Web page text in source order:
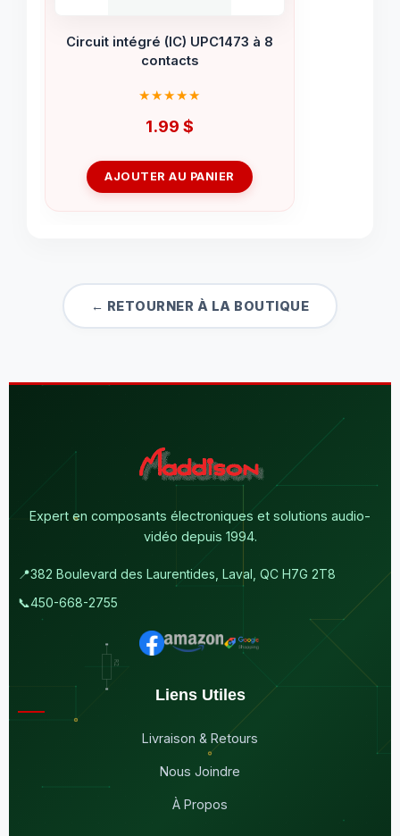
Circuit intégré (IC) UPC1473 à 8
contacts
1.99 $
AJOUTER AU PANIER
← RETOURNER À LA BOUTIQUE
Expert en composants électroniques et solutions audio-
vidéo depuis 1994.
📍382 Boulevard des Laurentides, Laval, QC H7G 2T8
📞450-668-2755
Liens Utiles
Livraison & Retours
Nous Joindre
À Propos